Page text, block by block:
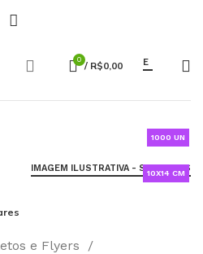
0 / R$0,00 E
1000 UN
10X14 CM
IMAGEM ILUSTRATIVA - SAIBA MAIS
e Flyers